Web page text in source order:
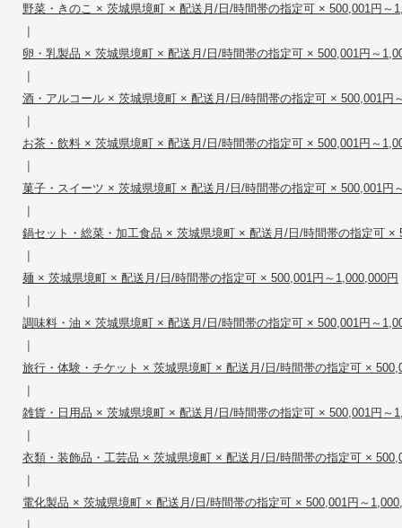
野菜・きのこ × 茨城県境町 × 配送月/日/時間帯の指定可 × 500,001円～
|
卵・乳製品 × 茨城県境町 × 配送月/日/時間帯の指定可 × 500,001円～
|
酒・アルコール × 茨城県境町 × 配送月/日/時間帯の指定可 × 500,001円
|
お茶・飲料 × 茨城県境町 × 配送月/日/時間帯の指定可 × 500,001円～
|
菓子・スイーツ × 茨城県境町 × 配送月/日/時間帯の指定可 × 500,001円
|
鍋セット・総菜・加工食品 × 茨城県境町 × 配送月/日/時間帯の指定可 ×
|
麺 × 茨城県境町 × 配送月/日/時間帯の指定可 × 500,001円～1,000,000円
|
調味料・油 × 茨城県境町 × 配送月/日/時間帯の指定可 × 500,001円～
|
旅行・体験・チケット × 茨城県境町 × 配送月/日/時間帯の指定可 ×
|
雑貨・日用品 × 茨城県境町 × 配送月/日/時間帯の指定可 × 500,001円～
|
衣類・装飾品・工芸品 × 茨城県境町 × 配送月/日/時間帯の指定可 ×
|
電化製品 × 茨城県境町 × 配送月/日/時間帯の指定可 × 500,001円～
|